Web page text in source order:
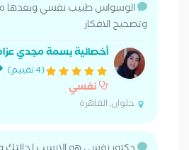
الوسواس طبيب نفسي وبعدها
وتصحيح الافكار
أخصائية بسمة مجدي
(4 تقييم)
نفسي
حلوان, القاهرة